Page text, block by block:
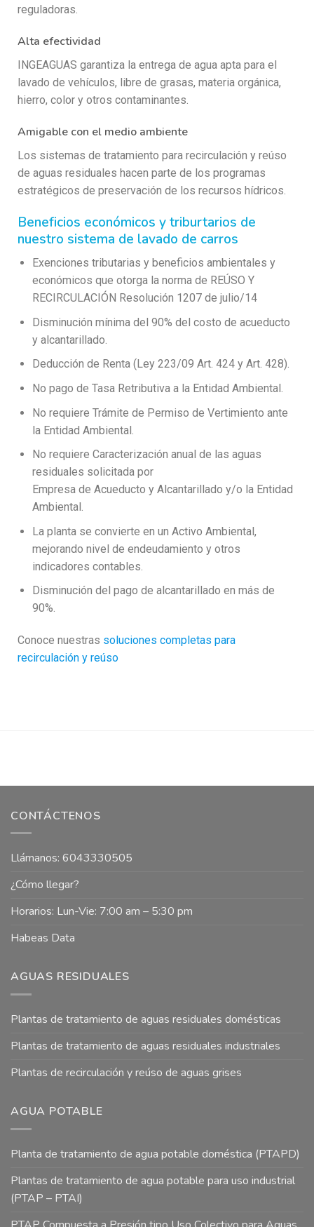
reguladoras.
Alta efectividad
INGEAGUAS garantiza la entrega de agua apta para el
lavado de vehículos, libre de grasas, materia orgánica,
hierro, color y otros contaminantes.
Amigable con el medio ambiente
Los sistemas de tratamiento para recirculación y reúso
de aguas residuales hacen parte de los programas
estratégicos de preservación de los recursos hídricos.
Beneficios económicos y triburtarios de
nuestro sistema de lavado de carros
Exenciones tributarias y beneficios ambientales y
económicos que otorga la norma de REÚSO Y
RECIRCULACIÓN Resolución 1207 de julio/14
Disminución mínima del 90% del costo de acueducto
y alcantarillado.
Deducción de Renta (Ley 223/09 Art. 424 y Art. 428).
No pago de Tasa Retributiva a la Entidad Ambiental.
No requiere Trámite de Permiso de Vertimiento ante
la Entidad Ambiental.
No requiere Caracterización anual de las aguas
residuales solicitada por
Empresa de Acueducto y Alcantarillado y/o la Entidad
Ambiental.
La planta se convierte en un Activo Ambiental,
mejorando nivel de endeudamiento y otros
indicadores contables.
Disminución del pago de alcantarillado en más de
90%.
Conoce nuestras soluciones completas para
recirculación y reúso
CONTÁCTENOS
Llámanos: 6043330505
¿Cómo llegar?
Horarios: Lun-Vie: 7:00 am – 5:30 pm
Habeas Data
AGUAS RESIDUALES
Plantas de tratamiento de aguas residuales domésticas
Plantas de tratamiento de aguas residuales industriales
Plantas de recirculación y reúso de aguas grises
AGUA POTABLE
Planta de tratamiento de agua potable doméstica (PTAPD)
Plantas de tratamiento de agua potable para uso industrial
(PTAP – PTAI)